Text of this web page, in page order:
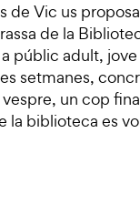
de Vic us
de la
públic adult, jove
setmanes,
un cop
la biblioteca es